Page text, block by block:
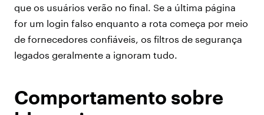
que os usuários verão no final. Se a última página
for um login falso enquanto a rota começa por meio
de fornecedores confiáveis, os filtros de segurança
legados geralmente a ignoram tudo.
Comportamento sobre